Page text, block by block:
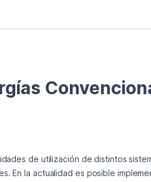
de utilización de distintos
En la actualidad es posible